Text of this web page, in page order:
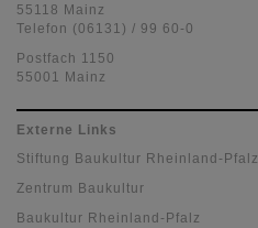
55118 Mainz
Telefon (06131) / 99 60-0
Postfach 1150
55001 Mainz
Externe Links
Stiftung Baukultur Rheinland-Pfalz
Zentrum Baukultur
Baukultur Rheinland-Pfalz